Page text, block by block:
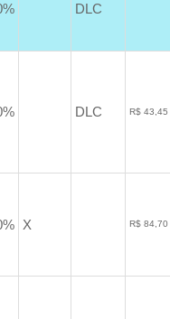
DLC
DLC R$
X R$